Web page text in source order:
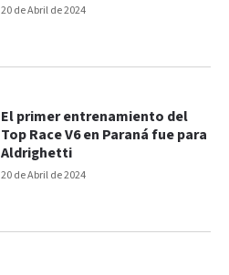
20 de Abril de 2024
20 de Abril de 2024
El primer entrenamiento del
Top Race V6 en Paraná fue para
Aldrighetti